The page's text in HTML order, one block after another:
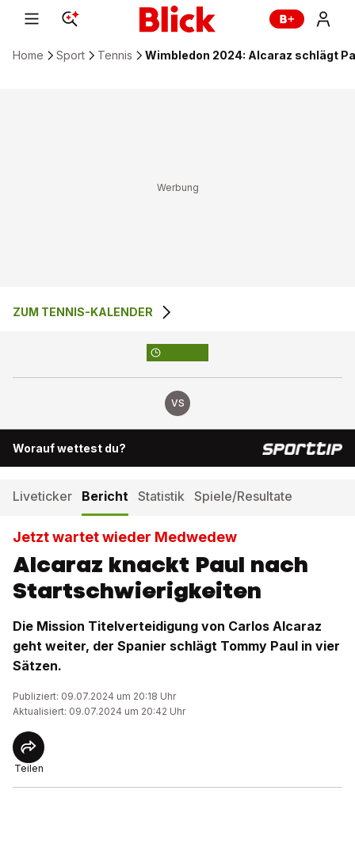
Home Sport Tennis Wimbledon 2024: Alcaraz schlägt
ZUM TENNIS-KALENDER
VS
Worauf wettest du?
Liveticker Bericht Statistik Spiele/Resultate
Jetzt wartet wieder Medwedew
Alcaraz knackt Paul nach
Startschwierigkeiten
Die Mission Titelverteidigung von Carlos Alcaraz
geht weiter, der Spanier schlägt Tommy Paul in vier
Sätzen.
Publiziert: 09.07.2024 um 20:18 Uhr
Aktualisiert: 09.07.2024 um 20:42 Uhr
Teilen